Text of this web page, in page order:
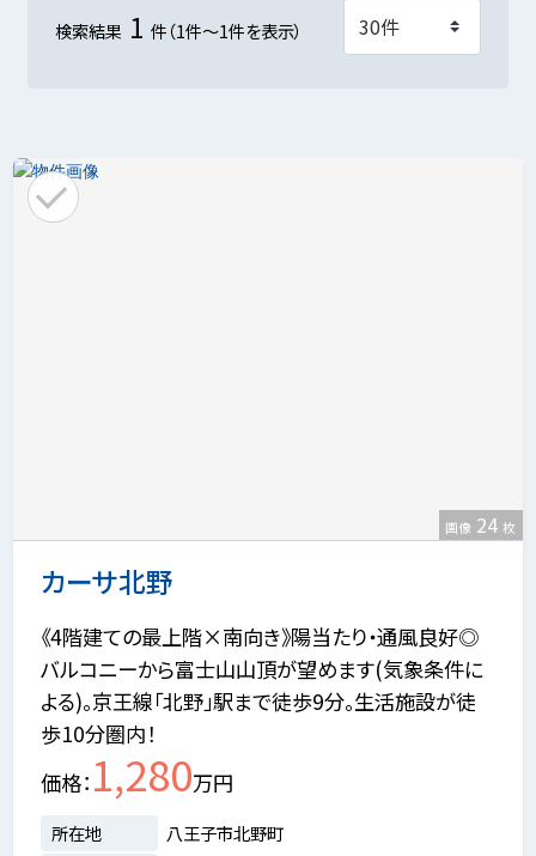
検索結果 1 件（1件～1件を表示）
カーサ北野
画像 24 枚
《4階建ての最上階×南向き》陽当たり・通風良好◎
バルコニーから富士山山頂が望めます(気象条件に
よる)。京王線「北野」駅まで徒歩9分。生活施設が徒
歩10分圏内！
価格 1,280万円
所在地
八王子市北野町